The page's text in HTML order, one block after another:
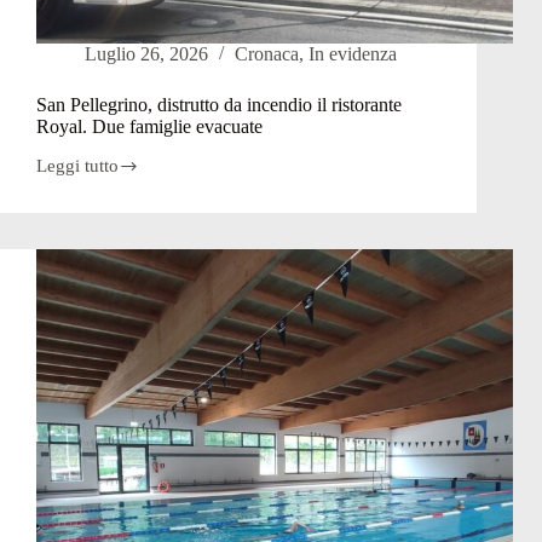
Luglio 26, 2026 Cronaca, In evidenza
San Pellegrino, distrutto da incendio il ristorante
Royal. Due famiglie evacuate
Leggi tutto
San
incendio
il
ristorante
Royal.
Due
famiglie
evacuate